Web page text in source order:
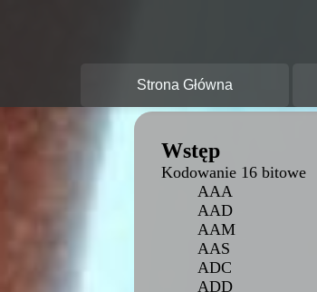
Strona Główna
Wstęp
Kodowanie 16 bitowe
AAA
AAD
AAM
AAS
ADC
ADD